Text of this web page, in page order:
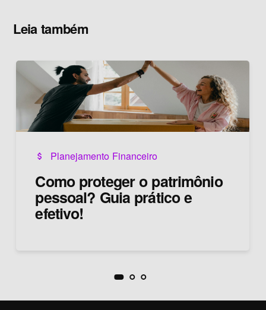
Leia também
attach_money Planejamento Financeiro
Como proteger o patrimônio
pessoal? Guia prático e
efetivo!